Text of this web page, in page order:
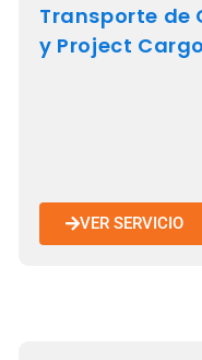
Transporte de
y Project Cargo
VER SERVICIO